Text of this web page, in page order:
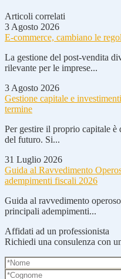
Articoli correlati
3 Agosto 2026
E-commerce, cambiano le
La gestione del post-vendita
rilevante per le imprese...
3 Agosto 2026
Gestione capitale e
termine
Per gestire il proprio capitale è
del futuro. Si...
31 Luglio 2026
Guida al Ravvedimento
adempimenti fiscali 2026
Guida al ravvedimento
principali adempimenti...
Affidati ad un professionista
Richiedi una consulenza con